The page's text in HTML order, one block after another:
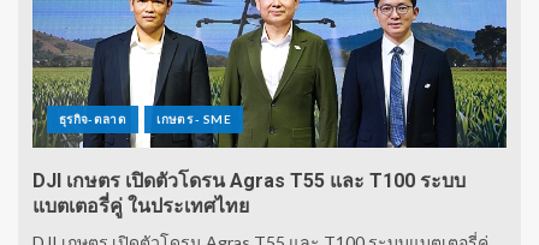
ธุรกิจ-ตลาด เกษตร - SME
DJI เกษตร เปิดตัวโดรน Agras T55 และ T100 ระบบ
แบตเตอรี่คู่ ในประเทศไทย